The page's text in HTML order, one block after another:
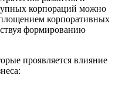
корпораций можно
корпоративных
формированию
проявляется влияние